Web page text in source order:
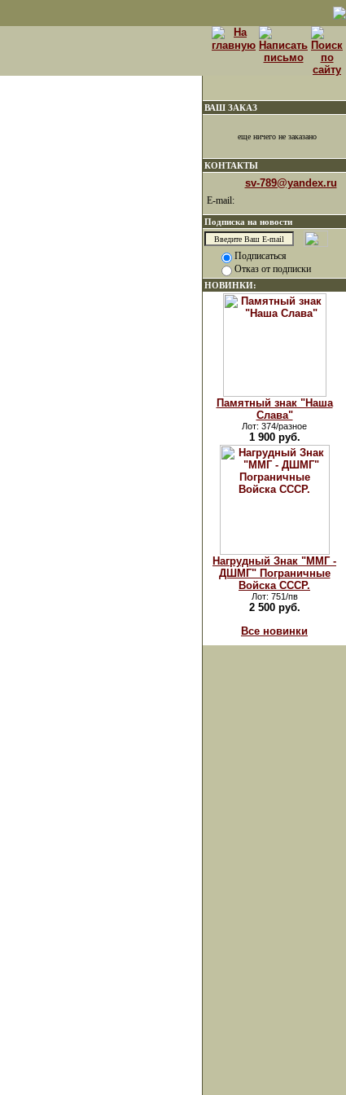
ВАШ ЗАКАЗ
еще ничего не заказано
КОНТАКТЫ
sv-789@yandex.ru
E-mail:
Подписка на новости
Подписаться
Отказ от подписки
НОВИНКИ:
Памятный знак "Наша
Слава"
Лот: 374/разное
1 900 руб.
Нагрудный Знак "ММГ -
ДШМГ" Пограничные
Войска СССР.
Лот: 751/пв
2 500 руб.
Все новинки